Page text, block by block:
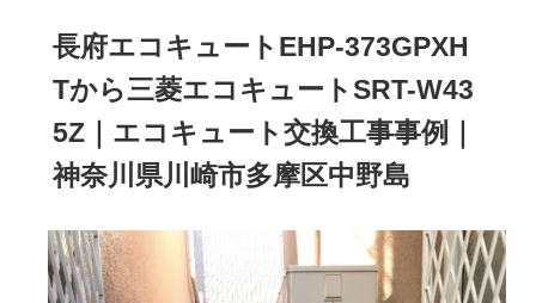
長府エコキュートEHP-373GPXH
Tから三菱エコキュートSRT-W43
5Z｜エコキュート交換工事事例｜
神奈川県川崎市多摩区中野島